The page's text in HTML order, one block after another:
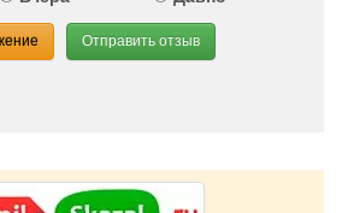
Отправить отзыв